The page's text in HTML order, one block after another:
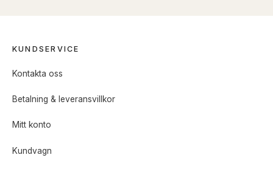
KUNDSERVICE
Kontakta oss
Betalning & leveransvillkor
Mitt konto
Kundvagn